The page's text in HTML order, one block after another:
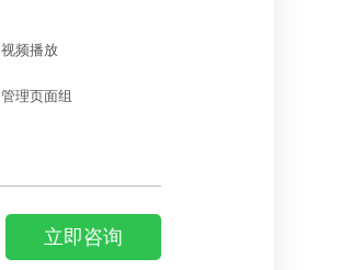
视频播放
管理页面组
立即咨询